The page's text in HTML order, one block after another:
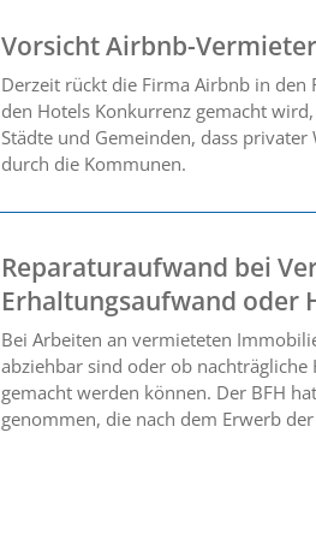
Vorsicht Airbnb-Vermieter
Derzeit rückt die Firma Airbnb in
den Hotels Konkurrenz gemacht
Städte und Gemeinden, dass
durch die Kommunen.
Reparaturaufwand bei
Erhaltungsaufwand oder
Bei Arbeiten an vermieteten
abziehbar sind oder ob
gemacht werden können. Der BFH
genommen, die nach dem Erwerb